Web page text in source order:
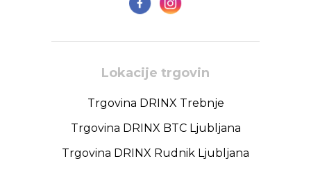
Lokacije trgovin
Trgovina DRINX Trebnje
Trgovina DRINX BTC Ljubljana
Trgovina DRINX Rudnik Ljubljana